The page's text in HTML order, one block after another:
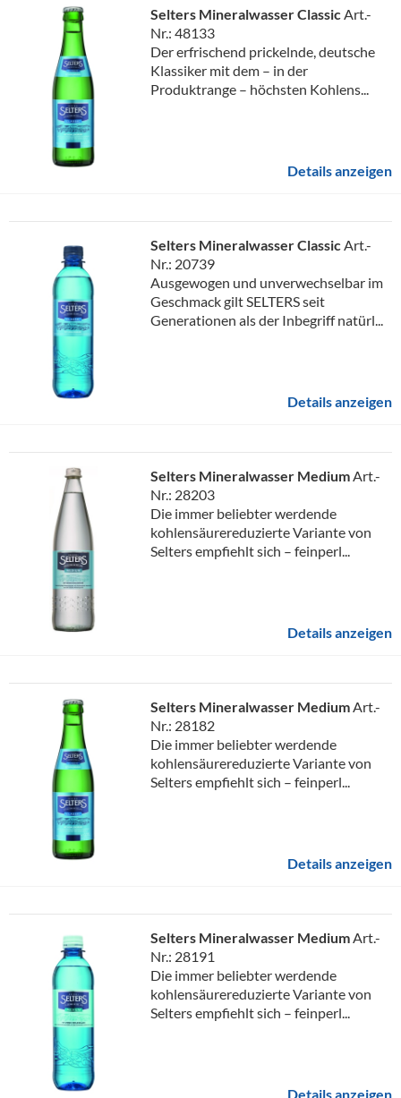
Selters Mineralwasser ClassicArt.-
Nr.: 48133
Der erfrischend prickelnde, deutsche
Klassiker mit dem – in der
Produktrange – höchsten Kohlens...
Details anzeigen
Selters Mineralwasser ClassicArt.-
Nr.: 20739
Ausgewogen und unverwechselbar im
Geschmack gilt SELTERS seit
Generationen als der Inbegriff natürl...
Details anzeigen
Selters Mineralwasser MediumArt.-
Nr.: 28203
Die immer beliebter werdende
kohlensäurereduzierte Variante von
Selters empfiehlt sich – feinperl...
Details anzeigen
Selters Mineralwasser MediumArt.-
Nr.: 28182
Die immer beliebter werdende
kohlensäurereduzierte Variante von
Selters empfiehlt sich – feinperl...
Details anzeigen
Selters Mineralwasser MediumArt.-
Nr.: 28191
Die immer beliebter werdende
kohlensäurereduzierte Variante von
Selters empfiehlt sich – feinperl...
Details anzeigen